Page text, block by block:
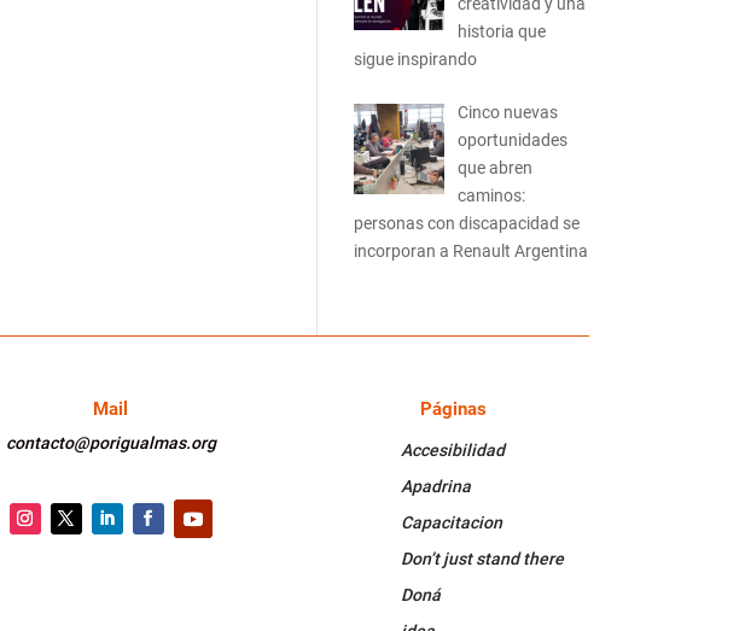
historia que
sigue inspirando
Cinco nuevas
oportunidades
que abren
caminos:
personas con discapacidad se
incorporan a Renault Argentina
Mail
contacto@porigualmas.org
Facebook
Páginas
Accesibilidad
Apadrina
Capacitacion
Don’t just stand there
Doná